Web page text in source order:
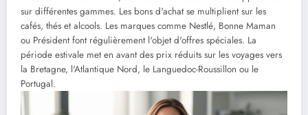
sur différentes gammes. Les bons d'achat se multiplient sur les
cafés, thés et alcools. Les marques comme Nestlé, Bonne Maman
ou Président font régulièrement l'objet d'offres spéciales. La
période estivale met en avant des prix réduits sur les voyages vers
la Bretagne, l'Atlantique Nord, le Languedoc-Roussillon ou le
Portugal.